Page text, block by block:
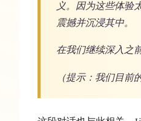
义。因为这些体验
震撼并沉浸其中。
在我们继续深入之
（提示：我们目